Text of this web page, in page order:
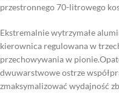
przestronnego 70-litrowego
Ekstremalnie wytrzymałe
kierownica regulowana w
przechowywania w
dwuwarstwowe ostrze
zmaksymalizować wydajność